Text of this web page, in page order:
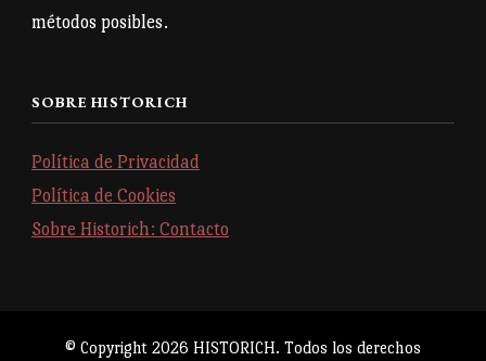
métodos posibles.
SOBRE HISTORICH
Política de Privacidad
Política de Cookies
Sobre Historich: Contacto
© Copyright 2026 HISTORICH. Todos los derechos